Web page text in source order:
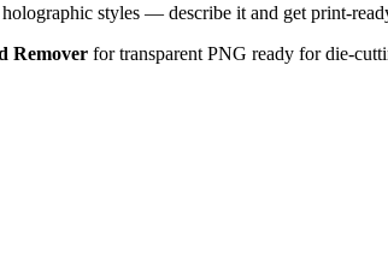
styles — describe it and get print-
Remover for transparent PNG ready for die-